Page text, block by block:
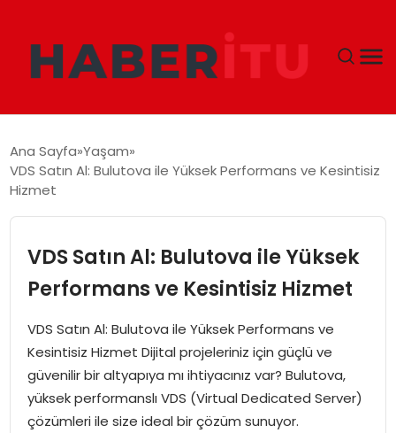
DÜNYA
EĞITIM
MAGAZIN
Ana Sayfa Yaşam
VDS Satın Al: Bulutova ile Yüksek Performans ve Kesintisiz
Hizmet
VDS Satın Al: Bulutova ile Yüksek
Performans ve Kesintisiz Hizmet
VDS Satın Al: Bulutova ile Yüksek Performans ve
Kesintisiz Hizmet Dijital projeleriniz için güçlü ve
güvenilir bir altyapıya mı ihtiyacınız var? Bulutova,
yüksek performanslı VDS (Virtual Dedicated Server)
çözümleri ile size ideal bir çözüm sunuyor.